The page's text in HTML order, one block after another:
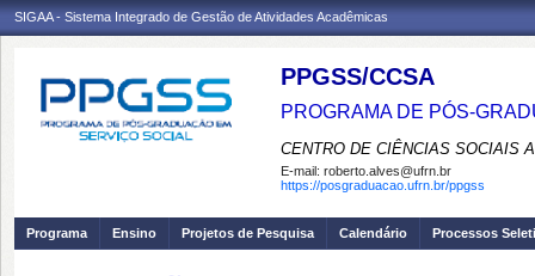
SIGAA - Sistema Integrado de Gestão de Atividades Acadêmicas
PPGSS/CCSA
PROGRAMA DE PÓS-
CENTRO DE CIÊNCIAS SOCIAIS
E-mail: roberto.alves@ufrn.br
https://posgraduacao.ufrn.br/ppgss
Programa Ensino Projetos de Pesquisa Calendário Processos